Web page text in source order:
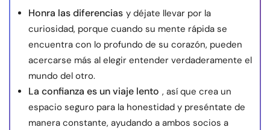
Honra las diferencias y déjate llevar por la
curiosidad, porque cuando su mente rápida se
encuentra con lo profundo de su corazón, pueden
acercarse más al elegir entender verdaderamente el
mundo del otro.
La confianza es un viaje lento , así que crea un
espacio seguro para la honestidad y preséntate de
manera constante, ayudando a ambos socios a